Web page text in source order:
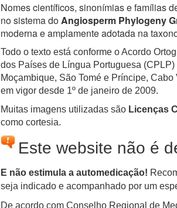
Nomes científicos, sinonímias e famílias
no sistema doAngiosperm Phylogeny
moderna e amplamente adotada na
Todo o texto está conforme o Acordo
dos Países de Língua Portuguesa
Moçambique, São Tomé e Príncipe,
em vigor desde 1º de janeiro de 2009.
Muitas imagens utilizadas são Licenças
como cortesia.
Este website não é
E não estimula a automedicação!
seja indicado e acompanhado por um
De acordo com Conselho Regional de